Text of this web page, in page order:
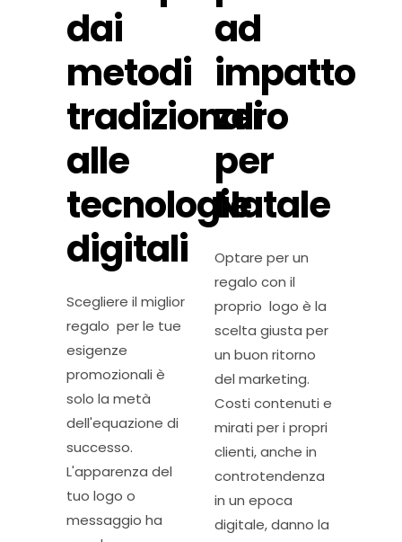
dai
metodi
tradizionali
alle
tecnologie
digitali
Scegliere il miglior
regalo per le tue
esigenze
promozionali è
solo la metà
dell'equazione di
successo.
L'apparenza del
tuo logo o
messaggio ha
ad
impatto
zero
per
Natale
Optare per un
regalo con il
proprio logo è la
scelta giusta per
un buon ritorno
del marketing.
Costi contenuti e
mirati per i propri
clienti, anche in
controtendenza
in un epoca
digitale, danno la